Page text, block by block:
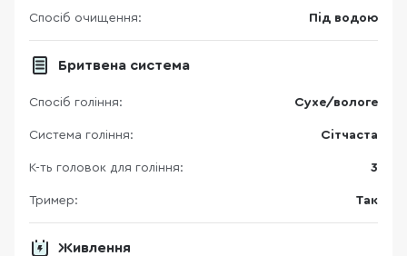
Спосіб очищення: Під водою
Бритвена система
Спосіб гоління: Сухе/вологе
Система гоління: Сітчаста
К-ть головок для гоління: 3
Тример: Так
Живлення